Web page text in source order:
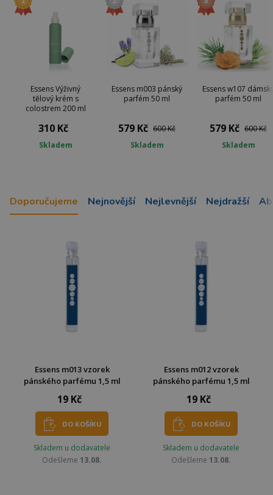
Essens Výživný
tělový krém s
colostrem 200 ml
310 Kč
Skladem
Essens m003 pánský
parfém 50 ml
579 Kč 600 Kč
Skladem
Essens w107
parfém 50 ml
579 Kč 600 Kč
Skladem
Doporučujeme Nejnovější Nejlevnější Nejdražší
Essens m013 vzorek
pánského parfému 1,5 ml
19 Kč
DO KOŠÍKU
Skladem u dodavatele
Odešleme 13.08.
Essens m012 vzorek
pánského parfému 1,5 ml
19 Kč
DO KOŠÍKU
Skladem u dodavatele
Odešleme 13.08.